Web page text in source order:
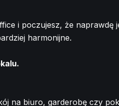
i poczujesz, że naprawdę
harmonijne.
na biuro, garderobę czy